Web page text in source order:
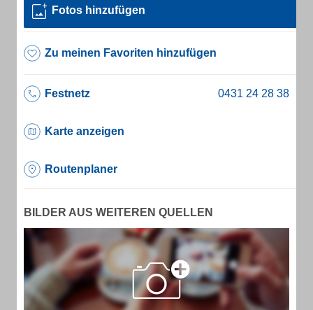
Fotos hinzufügen
Zu meinen Favoriten hinzufügen
Festnetz
Karte anzeigen
Routenplaner
BILDER AUS WEITEREN QUELLEN